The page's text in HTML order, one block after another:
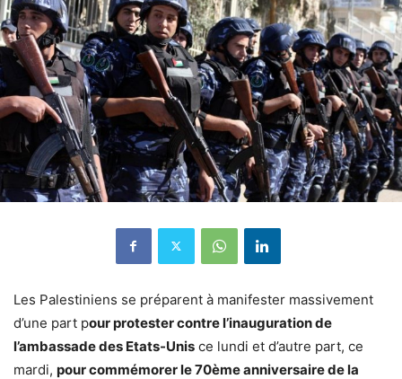
Les Palestiniens se préparent à manifester massivement
d’une part pour protester contre l’inauguration de
l’ambassade des Etats-Unis ce lundi et d’autre part, ce
mardi, pour commémorer le 70ème anniversaire de la